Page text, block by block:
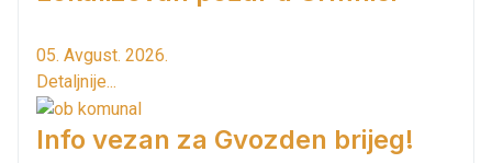
05. Avgust. 2026.
Detaljnije...
Info vezan za Gvozden brijeg!